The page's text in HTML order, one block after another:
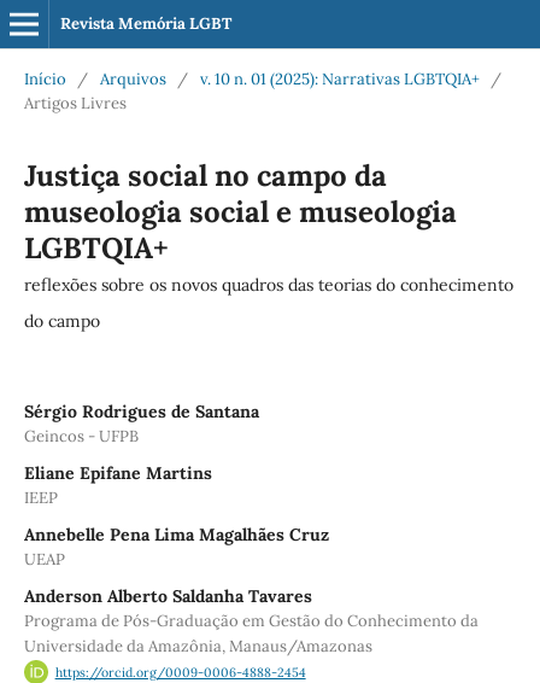
Revista Memória LGBT
Início / Arquivos / v. 10 n. 01 (2025): Narrativas LGBTQIA+
/
Artigos Livres
Justiça social no campo da
museologia social e museologia
LGBTQIA+
reflexões sobre os novos quadros das teorias do conhecimento
do campo
Sérgio Rodrigues de Santana
Geincos - UFPB
Eliane Epifane Martins
IEEP
Annebelle Pena Lima Magalhães Cruz
UEAP
Anderson Alberto Saldanha Tavares
Programa de Pós-Graduação em Gestão do Conhecimento da
Universidade da Amazônia, Manaus/Amazonas
https://orcid.org/0009-0006-4888-2454